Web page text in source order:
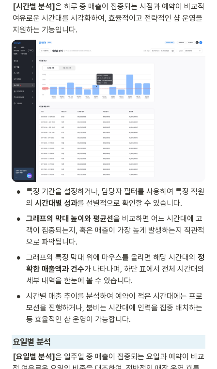
[시간별 분석] 은 하루 중 매출이 집중되는 시점과 예약이 비교적
여유로운 시간대를 시각화하여, 효율적이고 전략적인 샵 운영을
지원하는 기능입니다.
•
특정 기간을 설정하거나, 담당자 필터를 사용하여 특정 직원
의 시간대별 성과를 선별적으로 확인할 수 있습니다.
• 그래프의 막대 높이와 평균선을 비교하면 어느 시간대에 고
객이 집중되는지, 혹은 매출이 가장 높게 발생하는지 직관적
으로 파악됩니다.
• 그래프의 특정 막대 위에 마우스를 올리면 해당 시간대의 정
확한 매출액과 건수가 나타나며, 하단 표에서 전체 시간대의
세부 내역을 한눈에 볼 수 있습니다.
•
시간별 매출 추이를 분석하여 예약이 적은 시간대에는 프로
모션을 진행하거나, 붐비는 시간대에 인력을 집중 배치하는
등 효율적인 샵 운영이 가능합니다.
요일별 분석
[요일별 분석]은 일주일 중 매출이 집중되는 요일과 예약이 비교